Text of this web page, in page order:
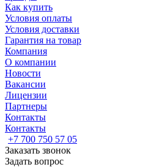
Как купить
Условия оплаты
Условия доставки
Гарантия на товар
Компания
О компании
Новости
Вакансии
Лицензии
Партнеры
Контакты
Контакты
+7 700 750 57 05
Заказать звонок
Задать вопрос